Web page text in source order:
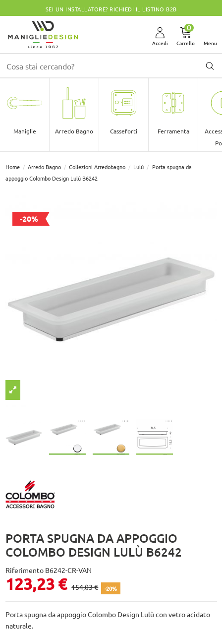
CHIUSI PER FERIE DALLO 08 AL 30 AGOSTO
Accedi
0
Carrello Menu
Maniglie Arredo Bagno Casseforti Ferramenta
Home Arredo Bagno Collezioni Arredobagno Lulù
Porta spugna da
appoggio Colombo Design Lulù B6242
-20%
PORTA SPUGNA DA APPOGGIO
COLOMBO DESIGN LULÙ B6242
Riferimento B6242-CR-VAN
123,23 € 154,03 € -20%
Porta spugna da appoggio Colombo Design Lulù con vetro acidato
naturale.